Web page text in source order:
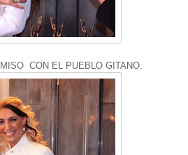
CON EL PUEBLO GITANO.